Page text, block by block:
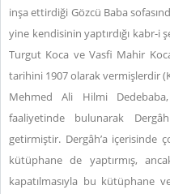
inşa ettirdiği Gözcü Baba
yine kendisinin yaptırdığı kabr-i
Turgut Koca ve Vasfi Mahir
tarihini 1907 olarak vermişlerdir
Mehmed Ali Hilmi
faaliyetinde bulunarak
getirmiştir. Dergâh’a içerisinde
kütüphane de yaptırmış,
kapatılmasıyla bu kütüphane